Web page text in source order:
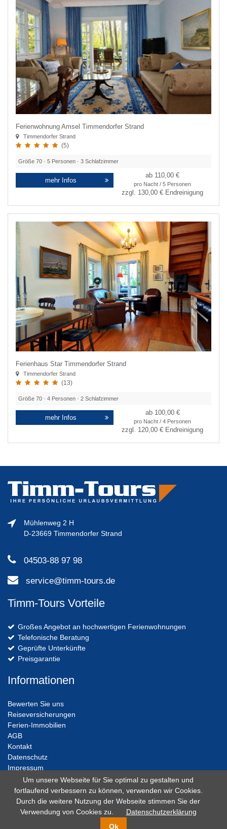
Um unsere Webseite für Sie optimal zu gestalten und
fortlaufend verbessern zu können, verwenden wir Cookies.
Durch die weitere Nutzung der Webseite stimmen Sie der
Verwendung von Cookies zu.
Datenschutzerklärung
Ok
Ferienwohnung Amsel Timmendorfer Strand
Timmendorfer Strand
(5)
Größe 70 · 5 Personen · 3 Schlafzimmer
mehr Infos
ab 110,00 €
pro Nacht / 5 Personen
zzgl. 130,00 € Endreinigung
Ferienhaus Star Timmendorfer Strand
Timmendorfer Strand
(13)
Größe 70 · 4 Personen · 2 Schlafzimmer
mehr Infos
ab 100,00 €
pro Nacht / 4 Personen
zzgl. 120,00 € Endreinigung
Mühlenweg 2 H
D-23669 Timmendorfer Strand
04503-88 97 98
service@timm-tours.de
Timm-Tours Vorteile
Großes Angebot an hochwertigen Ferienwohnungen
Telefonische Beratung
Geprüfte Unterkünfte
Preisgarantie
Informationen
Bewerten Sie uns
Reiseversicherungen
Ferien-Immobilien
AGB
Kontakt
Datenschutz
Impressum
© 2010 - 2026 Timm-Tours ist eine geschützte Marke des ABK-
Büroservice Timmendorfer Strand ·